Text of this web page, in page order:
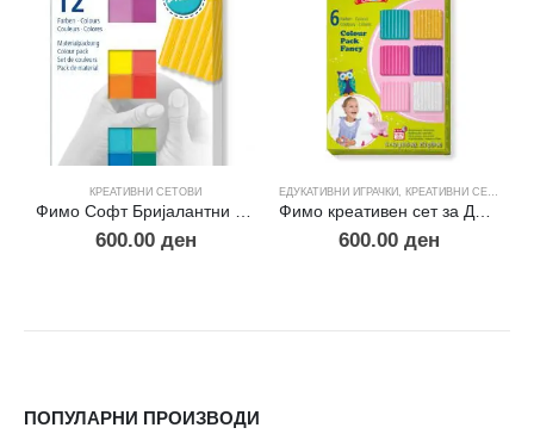
КРЕАТИВНИ СЕТОВИ
Фимо Софт Бријалантни бои сет
600.00 ден
ЕДУКАТИВНИ ИГРАЧКИ , КРЕАТИВНИ СЕТОВИ
Фимо креативен сет за Деца-Фенси
600.00 ден
ПОПУЛАРНИ ПРОИЗВОДИ